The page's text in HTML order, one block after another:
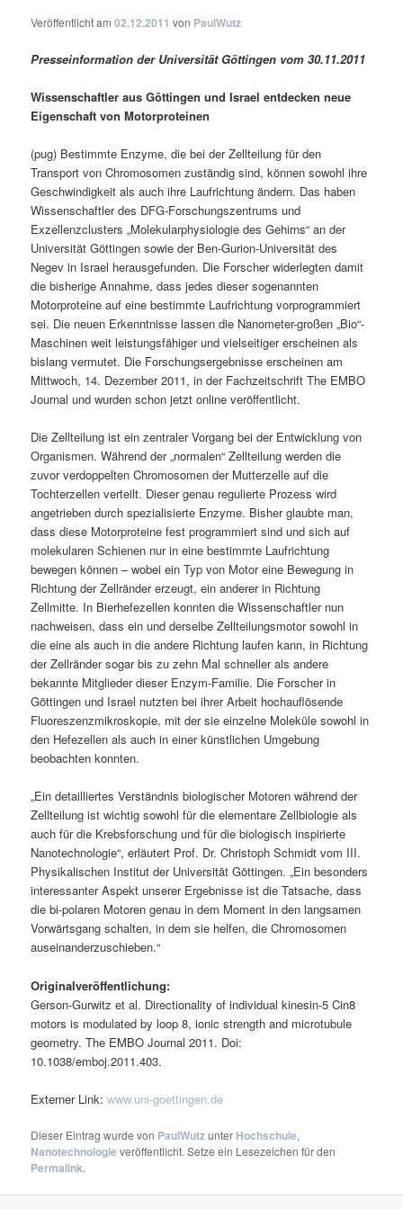
Veröffentlicht am02.12.2011 von PaulWutz
Presseinformation der Universität Göttingen vom 30.11.2011
Wissenschaftler aus Göttingen und Israel entdecken neue
Eigenschaft von Motorproteinen
(pug) Bestimmte Enzyme, die bei der Zellteilung für den
Transport von Chromosomen zuständig sind, können sowohl ihre
Geschwindigkeit als auch ihre Laufrichtung ändern. Das haben
Wissenschaftler des DFG-Forschungszentrums und
Exzellenzclusters „Molekularphysiologie des Gehirns“ an der
Universität Göttingen sowie der Ben-Gurion-Universität des
Negev in Israel herausgefunden. Die Forscher widerlegten damit
die bisherige Annahme, dass jedes dieser sogenannten
Motorproteine auf eine bestimmte Laufrichtung vorprogrammiert
sei. Die neuen Erkenntnisse lassen die Nanometer-großen „Bio“-
Maschinen weit leistungsfähiger und vielseitiger erscheinen als
bislang vermutet. Die Forschungsergebnisse erscheinen am
Mittwoch, 14. Dezember 2011, in der Fachzeitschrift The EMBO
Journal und wurden schon jetzt online veröffentlicht.
Die Zellteilung ist ein zentraler Vorgang bei der Entwicklung von
Organismen. Während der „normalen“ Zellteilung werden die
zuvor verdoppelten Chromosomen der Mutterzelle auf die
Tochterzellen verteilt. Dieser genau regulierte Prozess wird
angetrieben durch spezialisierte Enzyme. Bisher glaubte man,
dass diese Motorproteine fest programmiert sind und sich auf
molekularen Schienen nur in eine bestimmte Laufrichtung
bewegen können – wobei ein Typ von Motor eine Bewegung in
Richtung der Zellränder erzeugt, ein anderer in Richtung
Zellmitte. In Bierhefezellen konnten die Wissenschaftler nun
nachweisen, dass ein und derselbe Zellteilungsmotor sowohl in
die eine als auch in die andere Richtung laufen kann, in Richtung
der Zellränder sogar bis zu zehn Mal schneller als andere
bekannte Mitglieder dieser Enzym-Familie. Die Forscher in
Göttingen und Israel nutzten bei ihrer Arbeit hochauflösende
Fluoreszenzmikroskopie, mit der sie einzelne Moleküle sowohl in
den Hefezellen als auch in einer künstlichen Umgebung
beobachten konnten.
„Ein detailliertes Verständnis biologischer Motoren während der
Zellteilung ist wichtig sowohl für die elementare Zellbiologie als
auch für die Krebsforschung und für die biologisch inspirierte
Nanotechnologie“, erläutert Prof. Dr. Christoph Schmidt vom III.
Physikalischen Institut der Universität Göttingen. „Ein besonders
interessanter Aspekt unserer Ergebnisse ist die Tatsache, dass
die bi-polaren Motoren genau in dem Moment in den langsamen
Vorwärtsgang schalten, in dem sie helfen, die Chromosomen
auseinanderzuschieben.“
Originalveröffentlichung:
Gerson-Gurwitz et al. Directionality of individual kinesin-5 Cin8
motors is modulated by loop 8, ionic strength and microtubule
geometry. The EMBO Journal 2011. Doi:
10.1038/emboj.2011.403.
Externer Link:www.uni-goettingen.de
Dieser Eintrag wurde von PaulWutzunter Hochschule,
Nanotechnologie veröffentlicht. Setze ein Lesezeichen für den
Permalink.